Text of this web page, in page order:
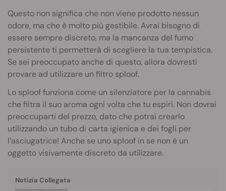
Questo non significa che non viene prodotto nessun
odore, ma che è molto più gestibile. Avrai bisogno di
essere sempre discreto, ma la mancanza del fumo
persistente ti permetterà di scegliere la tua tempistica.
Se sei preoccupato anche di questo, allora dovresti
provare ad utilizzare un filtro sploof.
Lo sploof funziona come un silenziatore per la cannabis
che filtra il suo aroma ogni volta che tu espiri. Non dovrai
preoccuparti del prezzo, dato che potrai crearlo
utilizzando un tubo di carta igienica e dei fogli per
l’asciugatrice! Anche se uno sploof in se non è un
oggetto visivamente discreto da utilizzare.
Notizia Collegata